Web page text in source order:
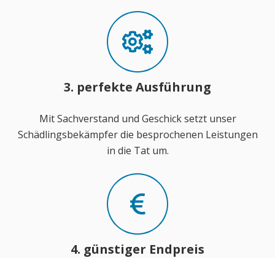
3. perfekte Ausführung
Mit Sachverstand und Geschick setzt unser
Schädlingsbekämpfer die besprochenen Leistungen
in die Tat um.
4. günstiger Endpreis